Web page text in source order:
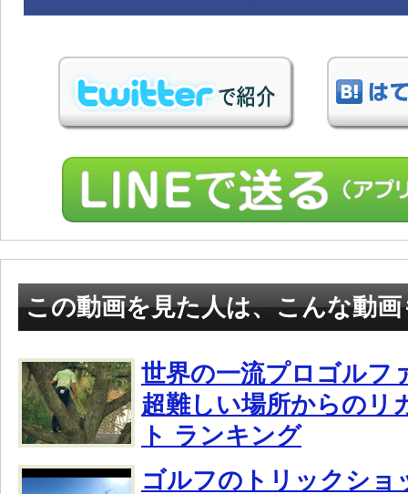
この動画を見た人は、こんな動
世界の一流プロゴルフ
超難しい場所からのリ
ト ランキング
ゴルフのトリックショ